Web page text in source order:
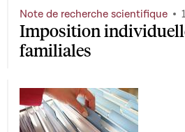
Imposition
familiales
Note de recherche scientifique